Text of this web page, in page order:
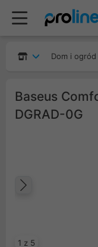
Dom i ogród
Baseus
DGRAD-0G
1 z 5